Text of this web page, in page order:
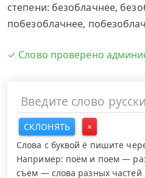
степени: безоблачнее,
побезоблачнее,
✓ Слово проверено
СКЛОНЯТЬ
×
Слова с буквой ё пишите
Например: поём и поем —
съем — слова разных частей